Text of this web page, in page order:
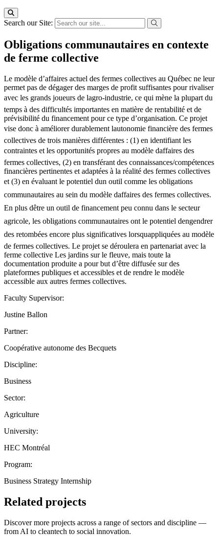
Search our Site:
Obligations communautaires en contexte
de ferme collective
Le modèle d’affaires actuel des fermes collectives au Québec ne leur
permet pas de dégager des marges de profit suffisantes pour rivaliser
avec les grands joueurs de lagro-industrie, ce qui mène la plupart du
temps à des difficultés importantes en matière de rentabilité et de
prévisibilité du financement pour ce type d’organisation. Ce projet
vise donc à améliorer durablement lautonomie financière des fermes
collectives de trois manières différentes : (1) en identifiant les
contraintes et les opportunités propres au modèle daffaires des
fermes collectives, (2) en transférant des connaissances/compétences
financières pertinentes et adaptées à la réalité des fermes collectives
et (3) en évaluant le potentiel dun outil comme les obligations
communautaires au sein du modèle daffaires des fermes collectives.
En plus dêtre un outil de financement peu connu dans le secteur
agricole, les obligations communautaires ont le potentiel dengendrer
des retombées encore plus significatives lorsquappliquées au modèle
de fermes collectives. Le projet se déroulera en partenariat avec la
ferme collective Les jardins sur le fleuve, mais toute la
documentation produite a pour but d’être diffusée sur des
plateformes publiques et accessibles et de rendre le modèle
accessible aux autres fermes collectives.
Faculty Supervisor:
Justine Ballon
Partner:
Coopérative autonome des Becquets
Discipline:
Business
Sector:
Agriculture
University:
HEC Montréal
Program:
Business Strategy Internship
Related projects
Discover more projects across a range of sectors and discipline —
from AI to cleantech to social innovation.